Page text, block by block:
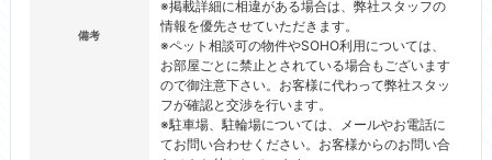
備考
※掲載詳細に相違がある場合は、弊社スタッフの
情報を優先させていただきます。
※ペット相談可の物件やSOHO利用については、
お部屋ごとに禁止とされている場合もございます
ので御注意下さい。お客様に代わって弊社スタッ
フが確認と交渉を行います。
※駐車場、駐輪場については、メールやお電話に
てお問い合わせください。お客様からのお問い合